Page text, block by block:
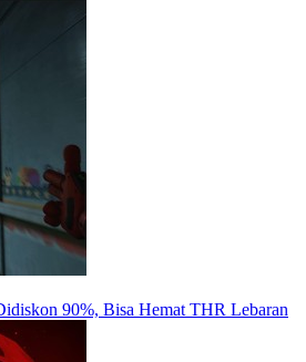
90%, Bisa Hemat THR Lebaran